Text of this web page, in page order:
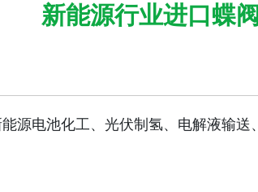
新能源行业进口蝶
源电池化工、光伏制氢、电解液输